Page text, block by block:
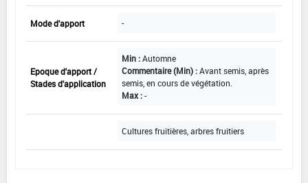
Mode d'apport -
Epoque d'apport /
Stades d'application
Min :Automne
Commentaire (Min) :Avant semis, après
semis, en cours de végétation.
Max :-
Cultures fruitières, arbres fruitiers